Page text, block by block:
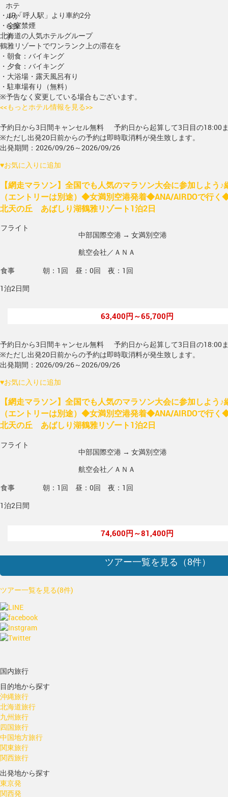
ホテ
ルか
ら探
す
・JR「呼人駅」より車約2分
・全室禁煙
北海道の人気ホテルグループ
鶴雅リゾートでワンランク上の滞在を
・朝食：バイキング
・夕食：バイキング
・大浴場・露天風呂有り
・駐車場有り（無料）
※予告なく変更している場合もございます。
<<もっとホテル情報を見る>>
予約日から3日間キャンセル無料
予約日から起算して3日目の18:00
※ただし出発20日前からの予約は即時取消料が発生致します。
出発期間：2026/09/26～2026/09/26
♥お気に入りに追加
【網走マラソン】全国でも人気のマラソン大会に参加しよう
（エントリーは別途）◆女満別空港発着◆ANA/AIRDOで行
北天の丘 あばしり湖鶴雅リゾート1泊2日
フライト
中部国際空港 → 女満別空港
航空会社／ＡＮＡ
食事
朝：1回 昼：0回 夜：1回
1泊2日間
63,400円～65,700円
予約日から3日間キャンセル無料
予約日から起算して3日目の18:00
※ただし出発20日前からの予約は即時取消料が発生致します。
出発期間：2026/09/26～2026/09/26
♥お気に入りに追加
【網走マラソン】全国でも人気のマラソン大会に参加しよう
（エントリーは別途）◆女満別空港発着◆ANA/AIRDOで行
北天の丘 あばしり湖鶴雅リゾート1泊2日
フライト
中部国際空港 → 女満別空港
航空会社／ＡＮＡ
食事
朝：1回 昼：0回 夜：1回
1泊2日間
74,600円～81,400円
ツアー一覧を見る（8件）
ツアー一覧を見る(8件)
国内旅行
目的地から探す
沖縄旅行
北海道旅行
九州旅行
四国旅行
中国地方旅行
関東旅行
関西旅行
出発地から探す
東京発
関西発